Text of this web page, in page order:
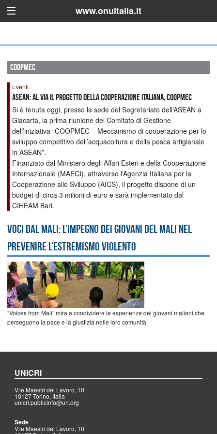
www.onuitalia.it
coopmec
Eventi
ASEAN: Al via il progetto della Cooperazione Italiana, COOPMEC
Si è tenuta oggi, presso la sede del Segretariato dell’ASEAN a
Giacarta, la prima riunione del Comitato di Gestione
dell’iniziativa “COOPMEC – Meccanismo di cooperazione per lo
sviluppo competitivo dell’acquacoltura e della pesca artigianale
in ASEAN”.
Finanziato dal Ministero degli Affari Esteri e della Cooperazione
Internazionale (MAECI), attraverso l’Agenzia Italiana per la
Cooperazione allo Sviluppo (AICS), il progetto dispone di un
budget di circa 3 milioni di euro e sarà implementato dal
CIHEAM Bari.
Voci dal Mali: l’impegno dei giovani del Mali nel
prevenire l’estremismo violento
“Voices from Mali” mira a condividere le esperienze dei giovani maliani che
perseguono la pace e la giustizia nelle loro comunità.
UNICRI
V.le Maestri del Lavoro, 10
10127 Torino, Italia
unicri.publicinfo@un.org
Sede
V.le Maestri del Lavoro, 10